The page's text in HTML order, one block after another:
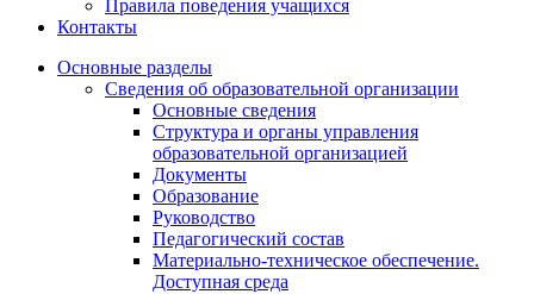
Правила поведения учащихся
Контакты
Основные разделы
Сведения об образовательной организации
Основные сведения
Структура и органы управления
образовательной организацией
Документы
Образование
Руководство
Педагогический состав
Материально-техническое обеспечение.
Доступная среда